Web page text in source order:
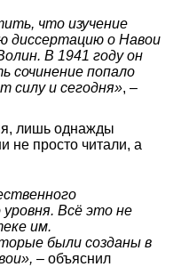
что изучение
диссертацию о Навои
В 1941 году он
сочинение попало
силу и сегодня», –
лишь однажды
не просто читали, а
Всё это не
им.
были созданы в
– объяснил